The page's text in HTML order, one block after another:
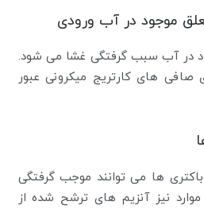
موجود در آب ورودی
در آب سبب گرفتگی غشا می شود.
صافی های کارتریج میکرونی عبور
باکتری ها می توانند موجب گرفتگی
نیز آنزیم های ترشح شده از